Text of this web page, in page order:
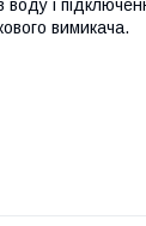
воду і
вимикача.